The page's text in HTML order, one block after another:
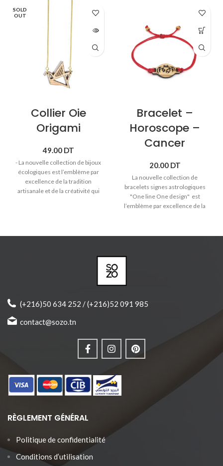
SOLD
OUT
Collier Oie
Origami
49.00 DT
- La nouvelle collection de bijoux
écologiques est l’emblème par
excellence de la tradition
artisanale et de la créativité qui
nickel. - Longueur chaîne: 50cm
Bracelet –
Horoscope –
Cancer
20.00 DT
La nouvelle collection de
bracelets signes astrologiques
"One line One design" est
l’emblème par excellence de la
♥ Signe astrologique Cancer (22
(+216)50 634 252 / (+216)52 091 985
contact@sozo.tn
RÈGLEMENT GÉNÉRAL
Politique de confidentialité
Conditions d’utilisation